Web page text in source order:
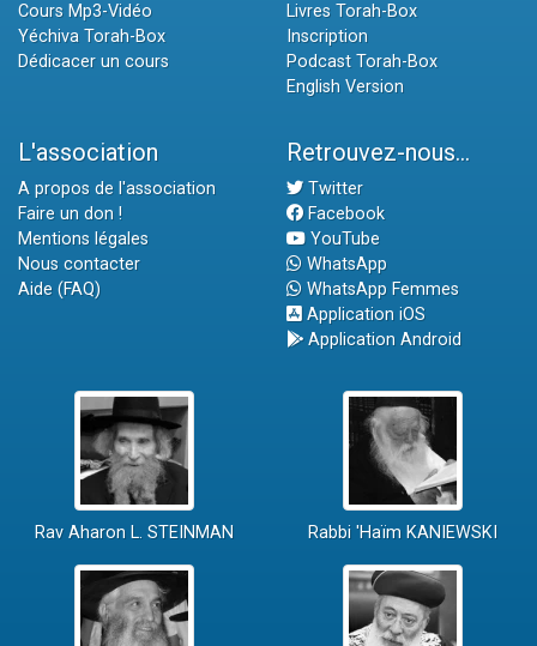
Cours Mp3-Vidéo
Yéchiva Torah-Box
Dédicacer un cours
Livres Torah-Box
Inscription
Podcast Torah-Box
English Version
L'association
A propos de l'association
Faire un don !
Mentions légales
Nous contacter
Aide (FAQ)
Retrouvez-nous...
Twitter
Facebook
YouTube
WhatsApp
WhatsApp Femmes
Application iOS
Application Android
Rav Aharon L. STEINMAN Rabbi 'Haïm KANIEWSKI